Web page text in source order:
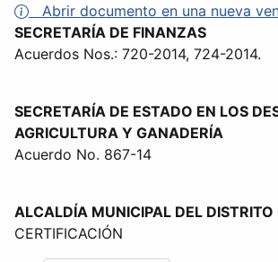
Abrir documento en una nueva
SECRETARÍA DE FINANZAS
Acuerdos Nos.: 720-2014, 724-2014.
SECRETARÍA DE ESTADO EN LOS
AGRICULTURA Y GANADERÍA
Acuerdo No. 867-14
ALCALDÍA MUNICIPAL DEL
CERTIFICACIÓN